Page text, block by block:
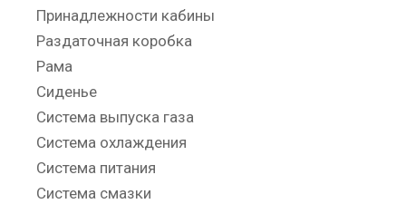
Принадлежности кабины
Раздаточная коробка
Рама
Сиденье
Система выпуска газа
Система охлаждения
Система питания
Система смазки